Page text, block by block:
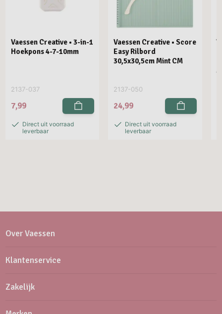
Vaessen Creative • 3-in-1
Hoekpons 4-7-10mm
2137-037
7,99
Direct uit voorraad
leverbaar
Vaessen Creative • Score
Easy Rilbord
30,5x30,5cm Mint CM
2137-050
24,99
Direct uit voorraad
leverbaar
Over Vaessen
Klantenservice
Zakelijk